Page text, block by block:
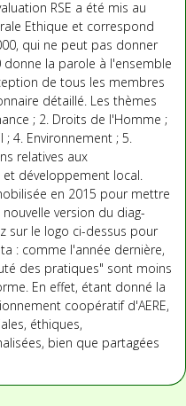
RSE a été mis au
Ethique et correspond
qui ne peut pas donner
donne la parole à l'ensemble
de tous les membres
détaillé. Les thèmes
; 2. Droits de l'Homme ;
4. Environnement ; 5.
relatives aux
développement local.
en 2015 pour mettre
version du diag-
sur le logo ci-dessus pour
: comme l'année dernière,
des pratiques" sont moins
En effet, étant donné la
coopératif d'AERE,
éthiques,
bien que partagées